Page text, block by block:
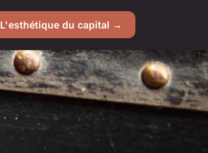
L'esthétique du capital →